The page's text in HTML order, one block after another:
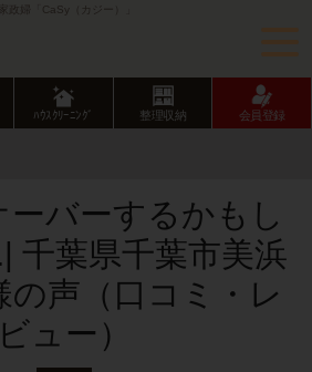
政婦「CaSy（カジー）」
ﾊｳｽｸﾘｰﾆﾝｸﾞ 整理収納 会員登録
ーバーするかもし
千葉県千葉市美浜
の声（口コミ・レ
ビュー）